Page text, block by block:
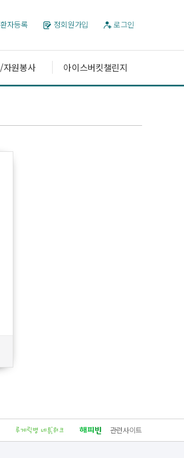
환자등록 정회원가입 로그인
자원봉사 아이스버킷챌린지
관련사이트